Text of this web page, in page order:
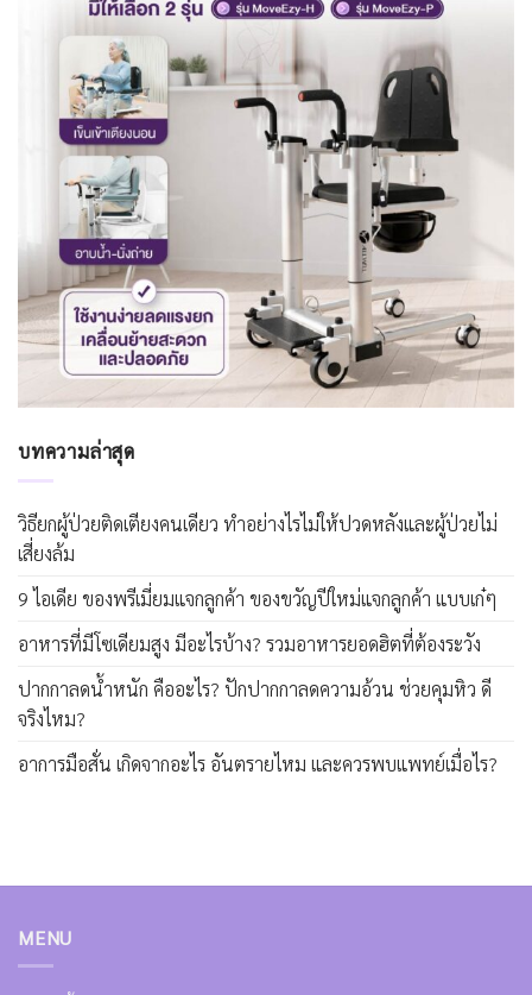
บทความล่าสุด
วิธียกผู้ป่วยติดเตียงคนเดียว ทำอย่างไรไม่ให้ปวดหลังและผู้ป่วยไม่
เสี่ยงล้ม
9 ไอเดีย ของพรีเมี่ยมแจกลูกค้า ของขวัญปีใหม่แจกลูกค้า แบบเก๋ๆ
อาหารที่มีโซเดียมสูง มีอะไรบ้าง? รวมอาหารยอดฮิตที่ต้องระวัง
ปากกาลดน้ำหนัก คืออะไร? ปักปากกาลดความอ้วน ช่วยคุมหิว ดี
จริงไหม?
อาการมือสั่น เกิดจากอะไร อันตรายไหม และควรพบแพทย์เมื่อไร?
MENU